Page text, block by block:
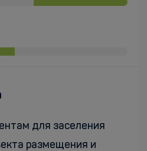
для заселения
размещения и